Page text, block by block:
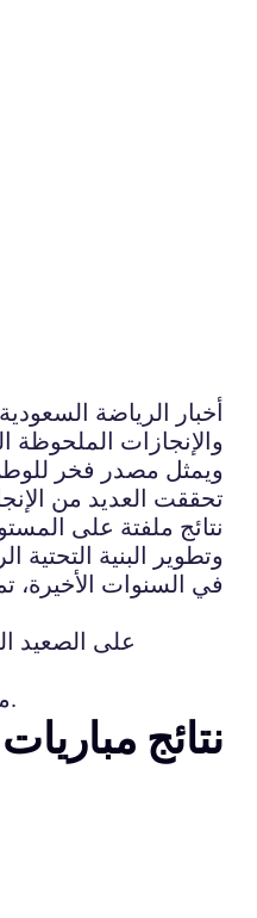
أخبار الرياضة
والإنجازات الملحوظة
ويمثل مصدر فخر
تحققت العديد من
نتائج ملفتة على
وتطوير البنية التحتية
في السنوات الأخيرة،
على الصعيد
من المهم أن نواصل دعم وتعزيز الرياضة في المملكة العربية السعودية من أجل تحقيق المزيد من الإنجازات وتجاوز التحديات التي تواجهها.
نتائج